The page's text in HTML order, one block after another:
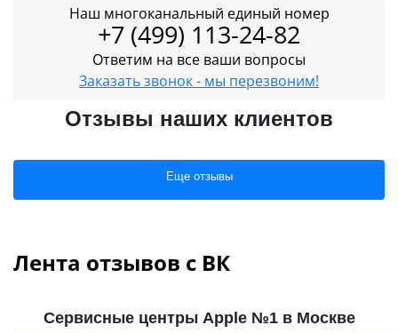
Наш многоканальный единый номер
+7 (499) 113-24-82
Ответим на все ваши вопросы
Заказать звонок - мы перезвоним!
Отзывы наших клиентов
Еще отзывы
Лента отзывов с ВК
Сервисные центры Apple №1 в Москве